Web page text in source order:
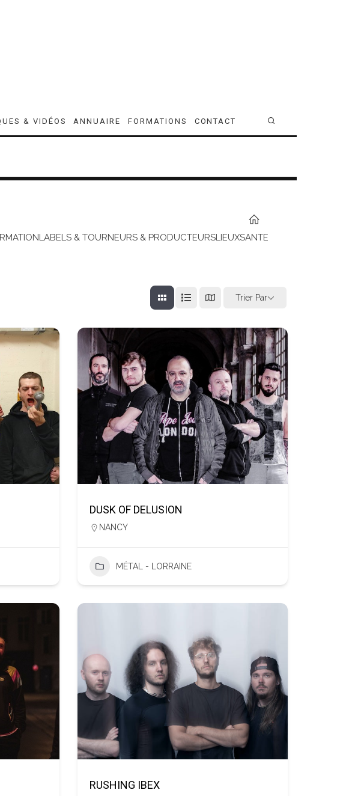
& VIDÉOS ANNUAIRE FORMATIONS CONTACT
LABELS & TOURNEURS & PRODUCTEURSLIEUXSANTE
Trier Par
DUSK OF DELUSION
NANCY
MÉTAL - LORRAINE
RUSHING IBEX